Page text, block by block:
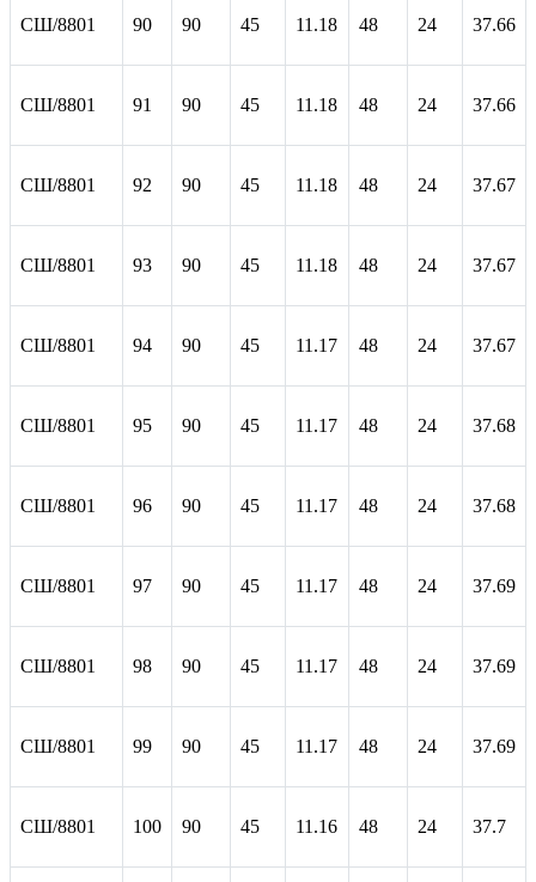
СШ/8801 90 90 45 11.18 48 24 37.66
СШ/8801 91 90 45 11.18 48 24 37.66
СШ/8801 92 90 45 11.18 48 24 37.67
СШ/8801 93 90 45 11.18 48 24 37.67
СШ/8801 94 90 45 11.17 48 24 37.67
СШ/8801 95 90 45 11.17 48 24 37.68
СШ/8801 96 90 45 11.17 48 24 37.68
СШ/8801 97 90 45 11.17 48 24 37.69
СШ/8801 98 90 45 11.17 48 24 37.69
СШ/8801 99 90 45 11.17 48 24 37.69
СШ/8801 100 90 45 11.16 48 24 37.7